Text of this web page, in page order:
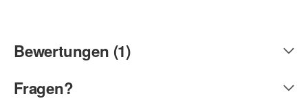
Bewertungen (1)
Fragen?